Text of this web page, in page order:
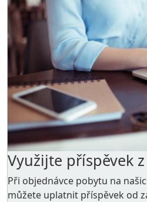
Využijte příspěvek z
Při objednávce pobytu na
můžete uplatnit příspěvek od